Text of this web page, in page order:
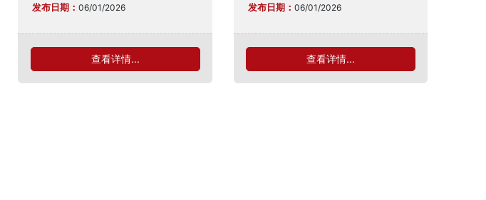
发布日期： 06/01/2026
查看详情...
发布日期： 06/01/2026
查看详情...